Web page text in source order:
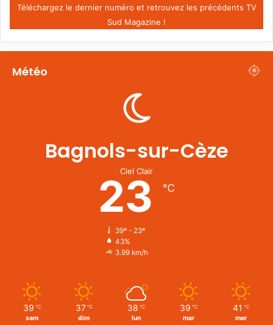
Téléchargez le dernier numéro et retrouvez les précédents TV
Sud Magazine !
Météo
Bagnols-sur-Cèze
Ciel Clair
23 ℃
39º - 23º
43%
3.99 km/h
39 ℃
sam
37 ℃
dim
38 ℃
lun
39 ℃
mar
41 ℃
mer